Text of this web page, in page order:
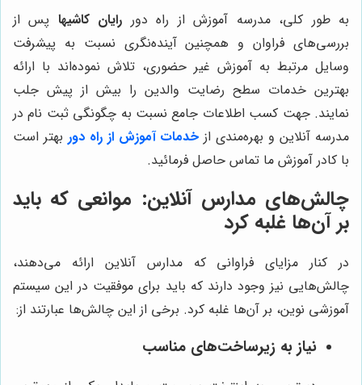
به طور کلی، مدرسه آموزش از راه دور رایان کاشیها پس از
بررسی‌های فراوان و همچنین آینده‌نگری نسبت به پیشرفت
وسایل مرتبط به آموزش غیر حضوری، تلاش نموده‌اند با ارائه
بهترین خدمات سطح رضایت والدین را بیش از پیش جلب
نمایند. جهت کسب اطلاعات جامع نسبت به چگونگی ثبت نام در
مدرسه آنلاین و بهره‌مندی از خدماتآموزش از راه دور بهتر است
با کادر آموزش ما تماس حاصل فرمائید.
چالش‌های مدارس آنلاین: موانعی که باید
بر آن‌ها غلبه کرد
در کنار مزایای فراوانی که مدارس آنلاین ارائه می‌دهند،
چالش‌هایی نیز وجود دارند که باید برای موفقیت در این سیستم
آموزشی نوین، بر آن‌ها غلبه کرد. برخی از این چالش‌ها عبارتند از:
نیاز به زیرساخت‌های مناسب